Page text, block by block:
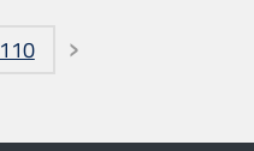
110